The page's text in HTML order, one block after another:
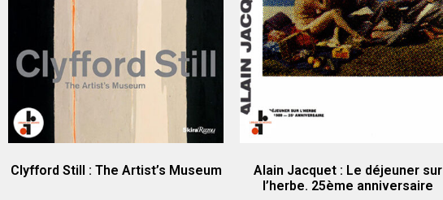
Clyfford Still : The Artist’s Museum
Alain Jacquet : Le déjeuner sur
l’herbe. 25ème anniversaire